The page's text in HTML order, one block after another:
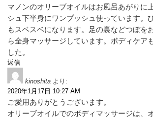
マノンのオリーブオイルはお風呂あがりに
シュ下半身にワンプッシュ使っています。
もスベスベになります。足の裏などつぼを
ら全身マッサージしています。ボディケア
した。
返信
kinoshita より:
2020年1月17日 10:27 AM
ご愛用ありがとうございます。
オリーブオイルでのボディマッサージは、